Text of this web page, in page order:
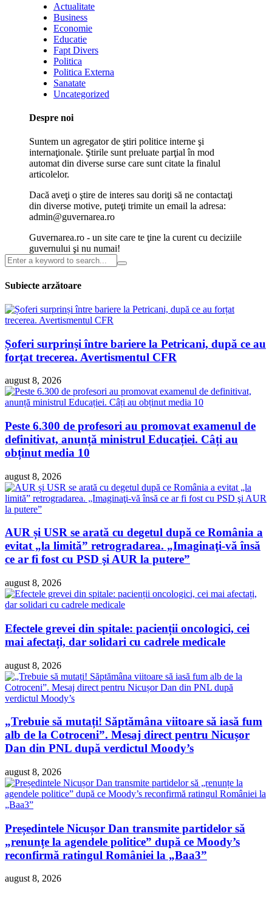
Actualitate
Business
Economie
Educatie
Fapt Divers
Politica
Politica Externa
Sanatate
Uncategorized
Despre noi
Suntem un agregator de ştiri politice interne şi
internaţionale. Ştirile sunt preluate parţial în mod
automat din diverse surse care sunt citate la finalul
articolelor.
Dacă aveţi o ştire de interes sau doriţi să ne contactaţi
din diverse motive, puteţi trimite un email la adresa:
admin@guvernarea.ro
Guvernarea.ro - un site care te ţine la curent cu deciziile
guvernului şi nu numai!
Subiecte arzătoare
Șoferi surprinși între bariere la Petricani, după ce au
forțat trecerea. Avertismentul CFR
august 8, 2026
Peste 6.300 de profesori au promovat examenul de
definitivat, anunță ministrul Educației. Câți au
obținut media 10
august 8, 2026
AUR și USR se arată cu degetul după ce România a
evitat „la limită” retrogradarea. „Imaginaţi-vă însă
ce ar fi fost cu PSD şi AUR la putere”
august 8, 2026
Efectele grevei din spitale: pacienții oncologici, cei
mai afectați, dar solidari cu cadrele medicale
august 8, 2026
„Trebuie să mutați! Săptămâna viitoare să iasă fum
alb de la Cotroceni”. Mesaj direct pentru Nicușor
Dan din PNL după verdictul Moody’s
august 8, 2026
Președintele Nicușor Dan transmite partidelor să
„renunțe la agendele politice” după ce Moody’s
reconfirmă ratingul României la „Baa3”
august 8, 2026